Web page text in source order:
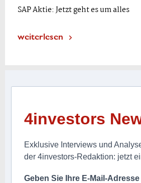
SAP Aktie: Jetzt geht es um alles
weiterlesen
4investors
Exklusive Interviews und
der 4investors-Redaktion: jetzt
Geben Sie Ihre E-Mail-